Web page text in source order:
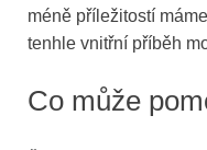
méně příležitostí
tenhle vnitřní příběh
Co může